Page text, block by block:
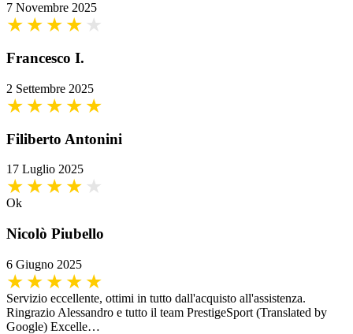
7 Novembre 2025
Francesco I.
2 Settembre 2025
Filiberto Antonini
17 Luglio 2025
Ok
Nicolò Piubello
6 Giugno 2025
Servizio eccellente, ottimi in tutto dall'acquisto all'assistenza.
Ringrazio Alessandro e tutto il team PrestigeSport (Translated by
Google) Excelle…